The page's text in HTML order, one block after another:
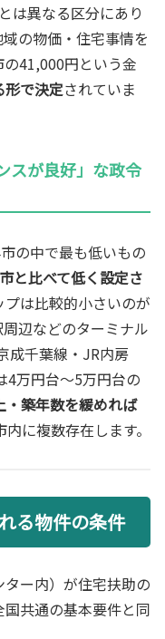
は異なる区分にあり
の物価・住宅事情を
41,000円という金
形で決定されていま
スが良好」な政令
の中で最も低いもの
と比べて低く設定さ
は比較的小さいのが
辺などのターミナル
成千葉線・JR内房
4万円台〜5万円台の
・築年数を緩めれば
内に複数存在します。
る物件の条件
ー内）が住宅扶助の
共通の基本要件と同